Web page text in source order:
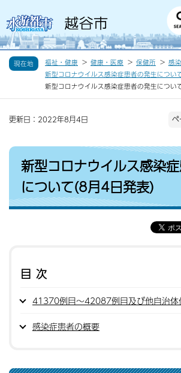
現在地 福祉・健康 健康・医療 保健所
感
新型コロナウイルス感染症患者の発生につい
新型コロナウイルス感染症患者の発生につい
更新日：2022年8月4日 ペ
新型コロナウイルス感染
について(8月4日発表)
目次
41370例目〜42087例目及び他自治体
感染症患者の概要